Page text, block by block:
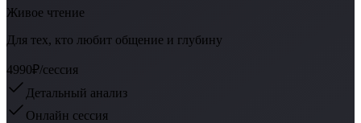
Живое чтение
Для тех, кто любит общение и глубину
4990₽/сессия
Детальный анализ
Онлайн сессия